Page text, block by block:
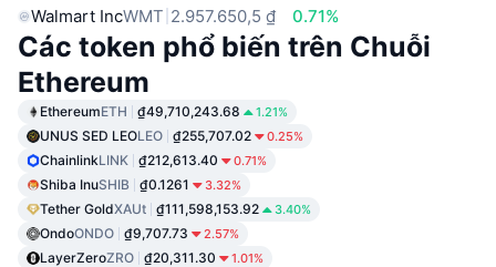
Walmart IncWMT 2.957.650,5 ₫ 0.71%
Các token phổ biến trên Chuỗi
Ethereum
EthereumETH ₫49,710,243.68 1.21%
UNUS SED LEOLEO ₫255,707.02 0.25%
ChainlinkLINK ₫212,613.40 0.71%
Shiba InuSHIB ₫0.1261 3.32%
Tether GoldXAUt ₫111,598,153.92 3.40%
OndoONDO ₫9,707.73 2.57%
LayerZeroZRO ₫20,311.30 1.01%